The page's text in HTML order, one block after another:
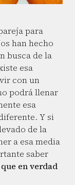
para
han hecho
busca de la
esa
con un
podrá llenar
esa
Y si
de la
a esa media
saber
en verdad